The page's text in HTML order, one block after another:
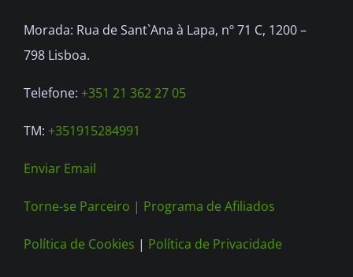
Morada: Rua de Sant`Ana à Lapa, nº 71 C, 1200 –
798 Lisboa.
Telefone: +351 21 362 27 05
TM: +351915284991
Enviar Email
Torne-se Parceiro | Programa de Afiliados
Política de Cookies | Política de Privacidade